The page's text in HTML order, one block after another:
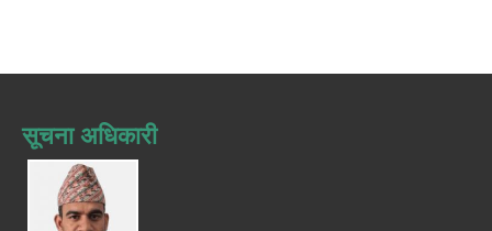
सूचना अधिकारी